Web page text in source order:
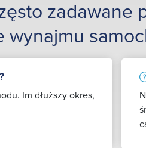
zadawane
wynajmu
Im dłuższy okres,